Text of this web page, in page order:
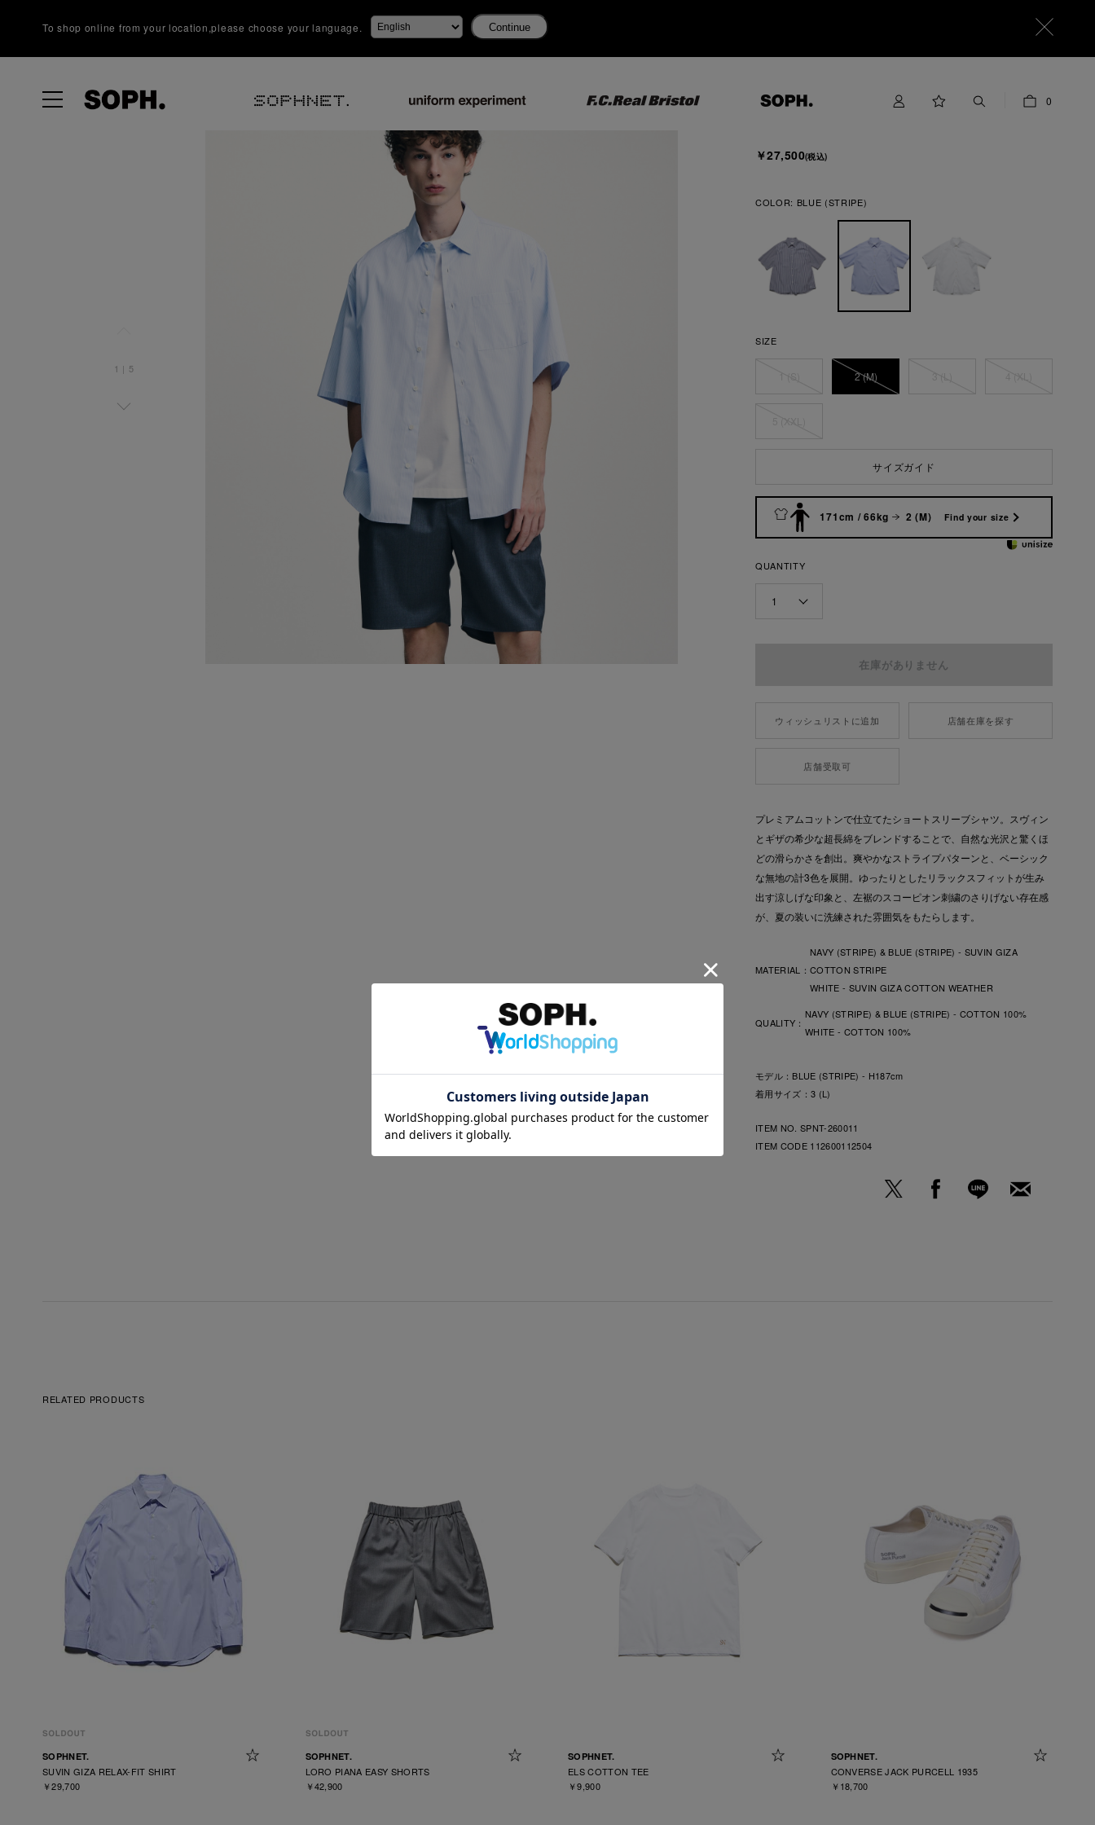
To shop online from your location,please choose your language. Continue
0
1 | 5
SOPHNET.
￥27,500(税込)
COLOR: BLUE (STRIPE)
SIZE
2 (M)
サイズガイド
171cm / 66kg 2 (M) Find your size
QUANTITY
1
ウィッシュリストに追加 店舗在庫を探す
店舗受取可
プレミアムコットンで仕立てたショートスリーブシャツ。スヴィン
とギザの希少な超長綿をブレンドすることで、自然な光沢と驚くほ
どの滑らかさを創出。爽やかなストライプパターンと、ベーシック
な無地の計3色を展開。ゆったりとしたリラックスフィットが生み
出す涼しげな印象と、左裾のスコーピオン刺繍のさりげない存在感
が、夏の装いに洗練された雰囲気をもたらします。
MATERIAL：
NAVY (STRIPE) & BLUE (STRIPE) - SUVIN GIZA
COTTON STRIPE
WHITE - SUVIN GIZA COTTON WEATHER
QUALITY：
NAVY (STRIPE) & BLUE (STRIPE) - COTTON 100%
WHITE - COTTON 100%
モデル：BLUE (STRIPE) - H187cm
着用サイズ：3 (L)
ITEM NO. SPNT-260011
ITEM CODE 112600112504
RELATED PRODUCTS
SOPHNET.
SUVIN GIZA RELAX-FIT SHIRT
￥29,700
SOPHNET.
LORO PIANA EASY SHORTS
￥42,900
SOPHNET.
ELS COTTON TEE
￥9,900
SOPHNET.
CONVERSE JACK PURCELL 1935
￥18,700